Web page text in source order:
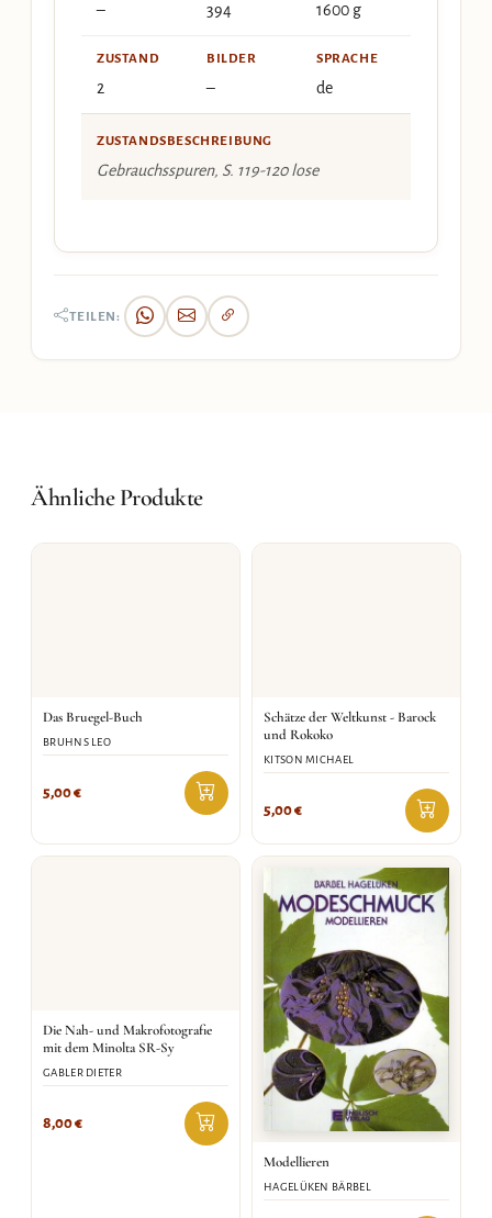
– 394 1600 g
ZUSTAND
2
BILDER
–
SPRACHE
de
ZUSTANDSBESCHREIBUNG
Gebrauchsspuren, S. 119-120 lose
TEILEN:
Ähnliche Produkte
Das Bruegel-Buch
BRUHNS LEO
5,00€
Schätze der Weltkunst - Barock
und Rokoko
KITSON MICHAEL
5,00€
Die Nah- und Makrofotografie
mit dem Minolta SR-Sy
GABLER DIETER
8,00€
Modellieren
HAGELÜKEN BÄRBEL